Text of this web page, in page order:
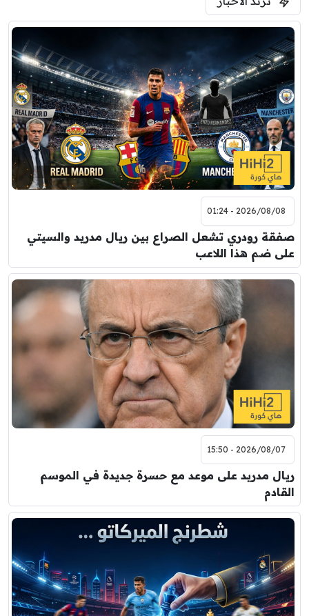
فرينتسفاروشي
برشلونة
7:00 م
مباراة ودية
نوتنغهام فورست
اودينيزي
8:00 م
مباراة ودية
برشلونة
2026/08/08 - 01:24
صفقة رودري تشعل الصراع بين ريال مدريد والسيتي
على ضم هذا اللاعب
2026/08/07 - 15:50
ريال مدريد على موعد مع حسرة جديدة في الموسم
القادم